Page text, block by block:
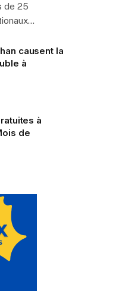
de 25
causent la
à
à
de